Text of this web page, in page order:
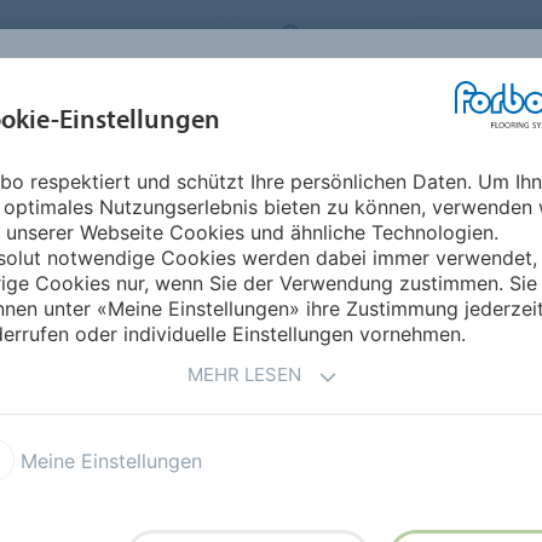
FLOORING SYSTEMS AUSTRIA
EINSATZBEREICHE NACHHALTIGKEIT
Spielen
sind Gebäude zum Lernen, für soziale, kulturelle
Bildungswesen müssen daher anregende
Beanspruchungen standhalten.
Einstellungen
respektiert und schützt Ihre persönlichen Daten. Um
Nutzungserlebnis bieten zu können, verwenden
unserer Webseite Cookies und ähnliche Technologien.
notwendige Cookies werden dabei immer verwendet,
Cookies nur, wenn Sie der Verwendung zustimmen. Sie
unter «Meine Einstellungen» ihre Zustimmung
oder individuelle Einstellungen vornehmen.
MEHR LESEN
Meine Einstellungen